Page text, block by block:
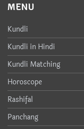
MENU
Kundli
Kundli in Hindi
Kundli Matching
Horoscope
Rashifal
Panchang